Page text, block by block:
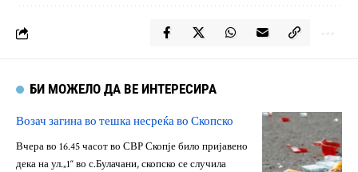
БИ МОЖЕЛО ДА ВЕ ИНТЕРЕСИРА
Возач загина во тешка несреќа во Скопско
Вчера во 16.45 часот во СВР Скопје било пријавено
дека на ул.„1“ во с.Булачани, скопско се случила